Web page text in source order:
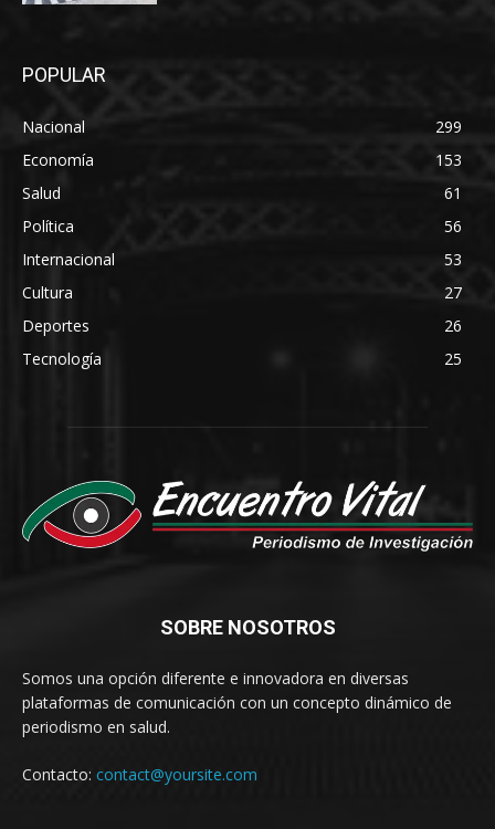
POPULAR
Nacional
299
Economía
153
Salud
61
Política
56
Internacional
53
Cultura
27
Deportes
26
Tecnología
25
SOBRE NOSOTROS
Somos una opción diferente e innovadora en diversas
plataformas de comunicación con un concepto dinámico de
periodismo en salud.
Contacto: contact@yoursite.com